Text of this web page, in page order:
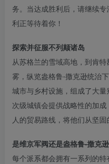
务。当达成胜利后，请继续
利正等待着你！
探索并征服不列颠诸岛
从苏格兰的雪域高地，到肯
雾，纵览盎格鲁-撒克逊统治
城市与乡村设施，组成了大
次级城镇会提供战略性的加
人的贸易路线，将他们从坚固
是维京军阀还是盎格鲁-撒克
每个派系都会拥有一系列的